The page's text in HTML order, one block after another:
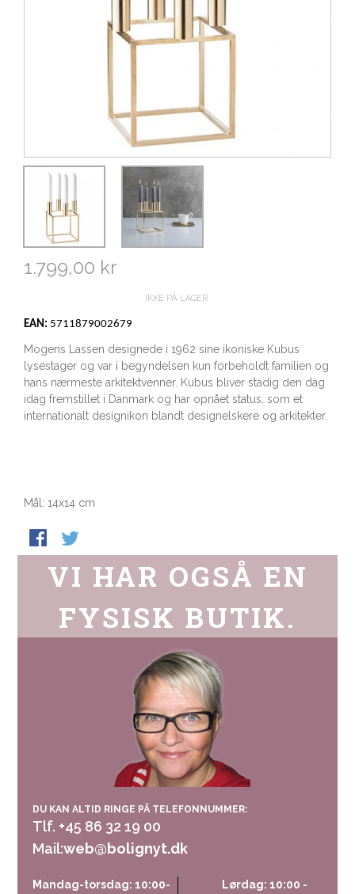
1.799,00 kr
IKKE PÅ LAGER
EAN: 5711879002679
Mogens Lassen designede i 1962 sine ikoniske Kubus
lysestager og var i begyndelsen kun forbeholdt familien og
hans nærmeste arkitektvenner. Kubus bliver stadig den dag
idag fremstillet i Danmark og har opnået status, som et
internationalt designikon blandt designelskere og arkitekter.
Mål: 14x14 cm
VI HAR OGSÅ EN
FYSISK BUTIK.
DU KAN ALTID RINGE PÅ TELEFONNUMMER:
Tlf. +45 86 32 19 00
Mail:web@bolignyt.dk
Mandag-torsdag: 10:00-
Lørdag: 10:00 -